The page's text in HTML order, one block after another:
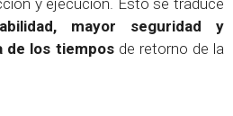
y ejecución. Esto se traduce
mayor seguridad y
de los tiemposde retorno de la